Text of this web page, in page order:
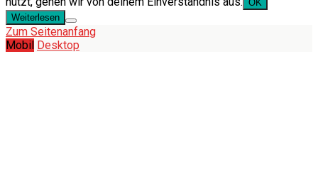
OK
Weiterlesen
Zum Seitenanfang
Mobil Desktop